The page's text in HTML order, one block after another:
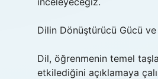
Dilin Dönüştürücü Gücü
Dil, öğrenmenin temel
etkilediğini açıklamaya